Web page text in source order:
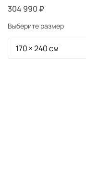
304 990 ₽
Выберите размер